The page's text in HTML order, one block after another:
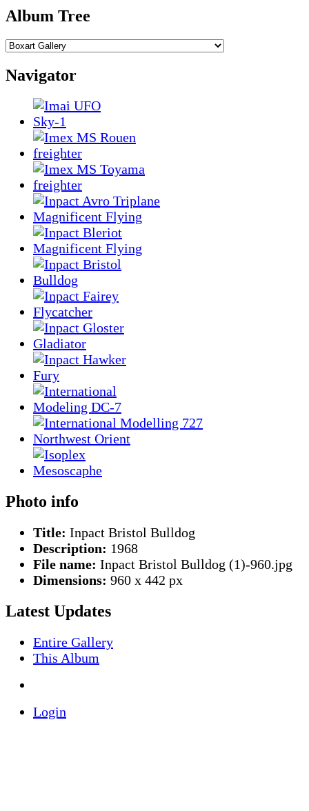
Album Tree
Navigator
Photo info
Title: Inpact Bristol Bulldog
Description: 1968
File name: Inpact Bristol Bulldog (1)-960.jpg
Dimensions: 960 x 442 px
Latest Updates
Entire Gallery
This Album
Login